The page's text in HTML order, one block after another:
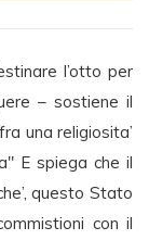
l’otto per
– sostiene il
una religiosita’
E spiega che il
questo Stato
con il